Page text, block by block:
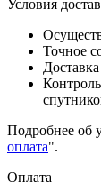
Условия
Точное
Подробнее об
оплата".
Оплата